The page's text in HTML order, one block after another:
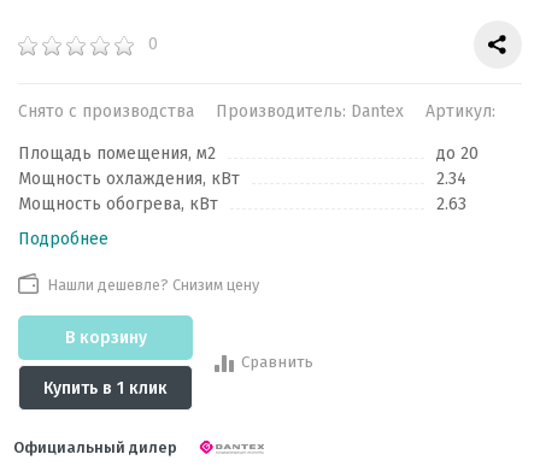
0
Снято с производства Производитель: Dantex Артикул:
Площадь помещения, м2
до 20
Мощность охлаждения, кВт
2.34
Мощность обогрева, кВт
2.63
Подробнее
Нашли дешевле? Снизим цену
В корзину
Купить в 1 клик
Сравнить
Официальный дилер